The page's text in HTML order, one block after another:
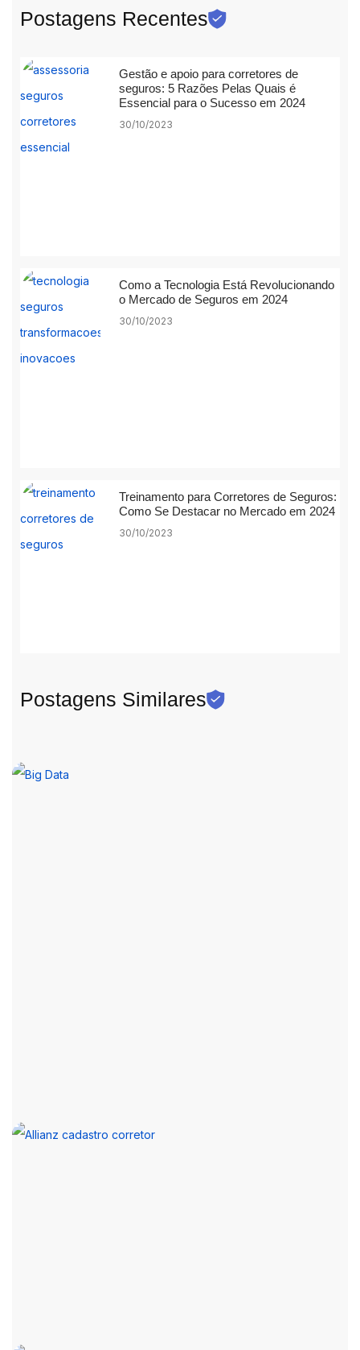
Postagens Recentes
Gestão e apoio para corretores de
seguros: 5 Razões Pelas Quais é
Essencial para o Sucesso em 2024
30/10/2023
Como a Tecnologia Está Revolucionando
o Mercado de Seguros em 2024
30/10/2023
Treinamento para Corretores de Seguros:
Como Se Destacar no Mercado em 2024
30/10/2023
Postagens Similares